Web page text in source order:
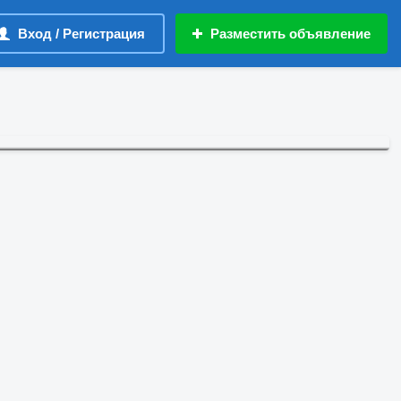
Вход / Регистрация Разместить объявление